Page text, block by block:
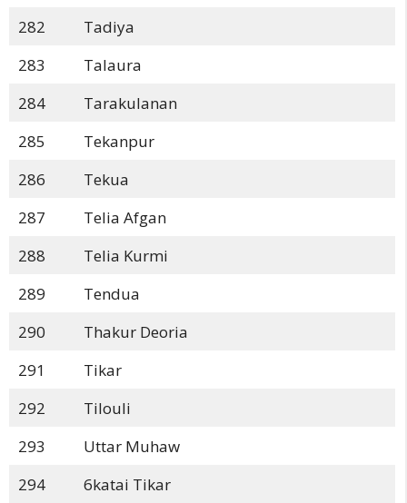
282
Tadiya
283
Talaura
284
Tarakulanan
285
Tekanpur
286
Tekua
287
Telia Afgan
288
Telia Kurmi
289
Tendua
290
Thakur Deoria
291
Tikar
292
Tilouli
293
Uttar Muhaw
294
6katai Tikar